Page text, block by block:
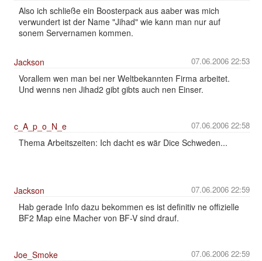
Also ich schließe ein Boosterpack aus aaber was mich
verwundert ist der Name "Jihad" wie kann man nur auf
sonem Servernamen kommen.
07.06.2006 22:53
Jackson
Vorallem wen man bei ner Weltbekannten Firma arbeitet.
Und wenns nen Jihad2 gibt gibts auch nen Einser.
07.06.2006 22:58
c_A_p_o_N_e
Thema Arbeitszeiten: Ich dacht es wär Dice Schweden...
07.06.2006 22:59
Jackson
Hab gerade Info dazu bekommen es ist definitiv ne offizielle
BF2 Map eine Macher von BF-V sind drauf.
07.06.2006 22:59
Joe_Smoke